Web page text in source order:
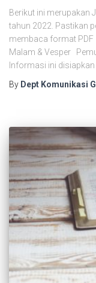
Berikut ini merupakan
tahun 2022. Pastikan
membaca format
Malam & Vesper
Informasi ini
By Dept Komunikasi